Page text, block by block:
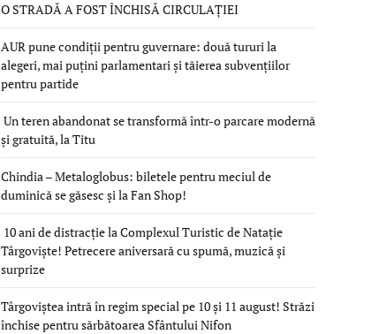
O STRADĂ A FOST ÎNCHISĂ CIRCULAȚIEI
AUR pune condiții pentru guvernare: două tururi la
alegeri, mai puțini parlamentari și tăierea subvențiilor
pentru partide
Un teren abandonat se transformă într-o parcare modernă
și gratuită, la Titu
Chindia – Metaloglobus: biletele pentru meciul de
duminică se găsesc și la Fan Shop!
10 ani de distracție la Complexul Turistic de Natație
Târgoviște! Petrecere aniversară cu spumă, muzică și
surprize
Târgoviștea intră în regim special pe 10 și 11 august! Străzi
închise pentru sărbătoarea Sfântului Nifon